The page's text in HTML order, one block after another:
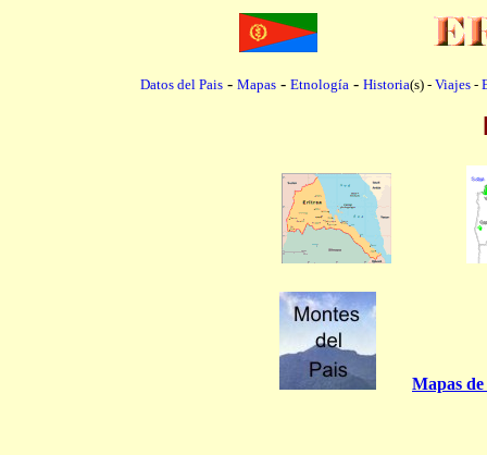
Datos del Pais- Mapas- Etnología - Historia(s) - Viajes-
.......................
Mapas